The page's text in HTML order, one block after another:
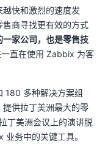
快和激烈的速度发
商寻找更有效的方式
家公司，也是零售技
直在使用 Zabbix 为客
180 多种解决方案组
供拉丁美洲最大的零
丁美洲会议上的演讲脱
务中的关键工具。